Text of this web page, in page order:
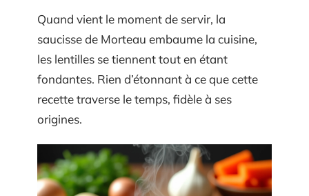
Quand vient le moment de servir, la
saucisse de Morteau embaume la cuisine,
les lentilles se tiennent tout en étant
fondantes. Rien d’étonnant à ce que cette
recette traverse le temps, fidèle à ses
origines.